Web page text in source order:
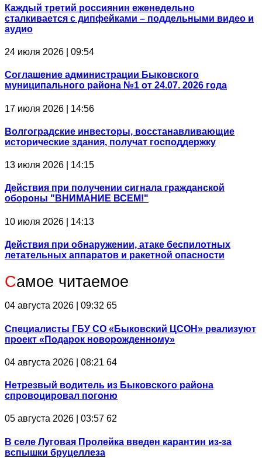
Каждый третий россиянин еженедельно
сталкивается с дипфейками – поддельными видео и
аудио
24 июля 2026 | 09:54
Соглашение администрации Быковского
муниципального района №1 от 24.07. 2026 года
17 июля 2026 | 14:56
Волгоградские инвесторы, восстанавливающие
исторические здания, получат господдержку
13 июля 2026 | 14:15
Действия при получении сигнала гражданской
обороны "ВНИМАНИЕ ВСЕМ!"
10 июля 2026 | 14:13
Действия при обнаружении, атаке беспилотных
летательных аппаратов и ракетной опасности
Самое читаемое
04 августа 2026 | 09:32 65
Специалисты ГБУ СО «Быковский ЦСОН» реализуют
проект «Подарок новорожденному»
04 августа 2026 | 08:21 64
Нетрезвый водитель из Быковского района
спровоцировал погоню
05 августа 2026 | 03:57 62
В селе Луговая Пролейка введен карантин из-за
вспышки бруцеллеза